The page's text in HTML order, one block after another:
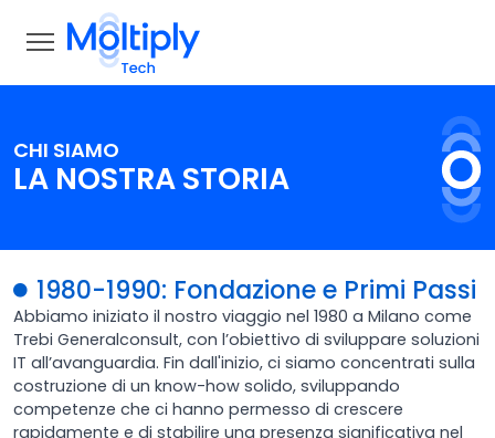
CHI SIAMO
LA NOSTRA STORIA
1980-1990: Fondazione e Primi Passi
Abbiamo iniziato il nostro viaggio nel 1980 a Milano come
Trebi Generalconsult, con l’obiettivo di sviluppare soluzioni
IT all’avanguardia. Fin dall'inizio, ci siamo concentrati sulla
costruzione di un know-how solido, sviluppando
competenze che ci hanno permesso di crescere
rapidamente e di stabilire una presenza significativa nel